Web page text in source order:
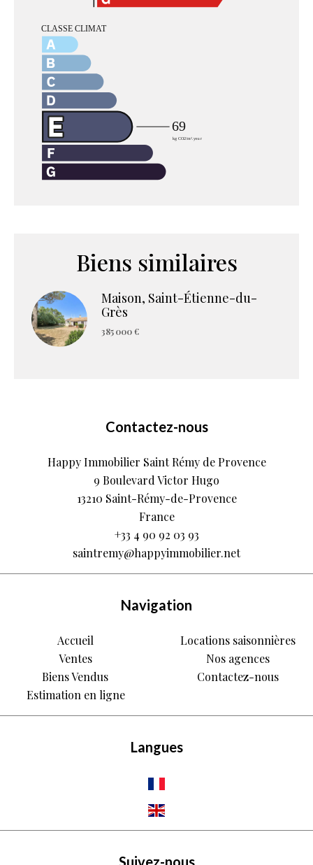
Biens similaires
Maison, Saint-Étienne-du-
Grès
385 000 €
Contactez-nous
Happy Immobilier Saint Rémy de Provence
9 Boulevard Victor Hugo
13210 Saint-Rémy-de-Provence
France
+33 4 90 92 03 93
saintremy@happyimmobilier.net
Navigation
Accueil
Ventes
Biens Vendus
Estimation en ligne
Locations saisonnières
Nos agences
Contactez-nous
Langues
Suivez-nous